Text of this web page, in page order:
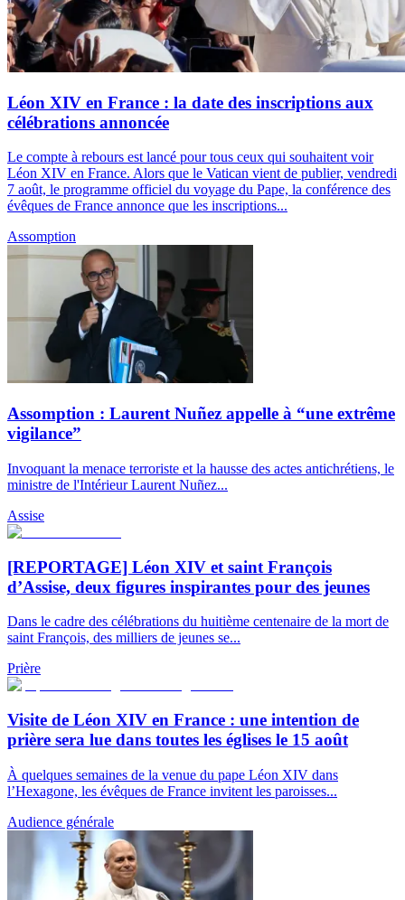
Léon XIV en France : la date des inscriptions aux
célébrations annoncée
Le compte à rebours est lancé pour tous ceux qui souhaitent voir
Léon XIV en France. Alors que le Vatican vient de publier, vendredi
7 août, le programme officiel du voyage du Pape, la conférence des
évêques de France annonce que les inscriptions...
Assomption
Assomption : Laurent Nuñez appelle à “une extrême
vigilance”
Invoquant la menace terroriste et la hausse des actes antichrétiens, le
ministre de l'Intérieur Laurent Nuñez...
Assise
[REPORTAGE] Léon XIV et saint François
d’Assise, deux figures inspirantes pour des jeunes
Dans le cadre des célébrations du huitième centenaire de la mort de
saint François, des milliers de jeunes se...
Prière
Visite de Léon XIV en France : une intention de
prière sera lue dans toutes les églises le 15 août
À quelques semaines de la venue du pape Léon XIV dans
l’Hexagone, les évêques de France invitent les paroisses...
Audience générale